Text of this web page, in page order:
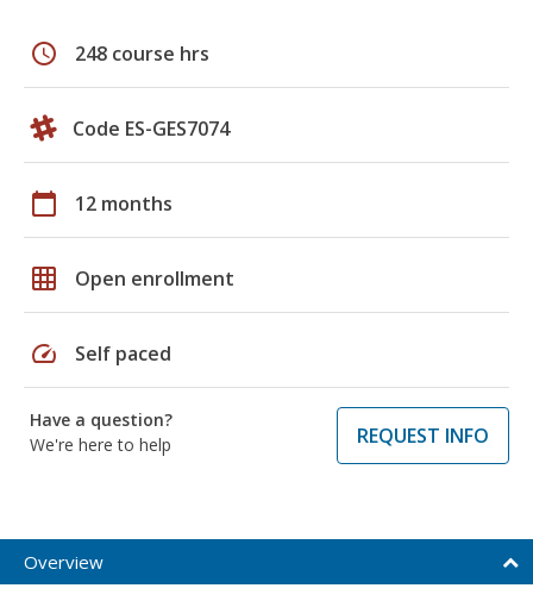
schedule 248 course hrs
Code ES-GES7074
calendar_today 12 months
grid_on Open enrollment
speed Self paced
Have a question?
We're here to help
REQUEST INFO
Overview